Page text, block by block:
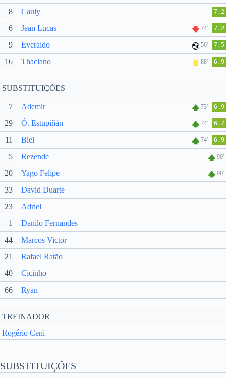
8 Cauly 7.2
6 Jean Lucas 74' 7.2
9 Everaldo 56' 7.5
16 Thaciano 88' 6.9
SUBSTITUIÇÕES
7 Ademir 73' 6.9
29 Ó. Estupiñán 74' 6.7
11 Biel 74' 6.9
5 Rezende 90'
20 Yago Felipe 90'
33
David Duarte
23
Adriel
1
Danilo Fernandes
44
Marcos Victor
21
Rafael Ratão
40
Cicinho
66
Ryan
TREINADOR
Rogério Ceni
SUBSTITUIÇÕES